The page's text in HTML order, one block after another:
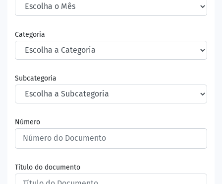
Categoria
Subcategoria
Número
Título do documento